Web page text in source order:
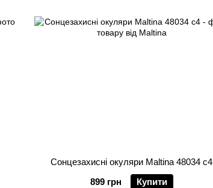
Сонцезахисні окуляри Maltina 48034 c4
899 грн
Купити